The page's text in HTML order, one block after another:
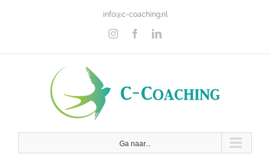
info@c-coaching.nl
InstagramFacebookLinkedIn
Ga naar...